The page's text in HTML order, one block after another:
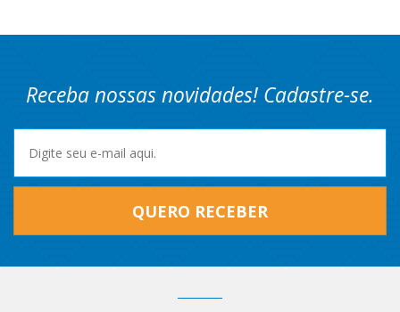
Receba nossas novidades! Cadastre-se.
QUERO RECEBER